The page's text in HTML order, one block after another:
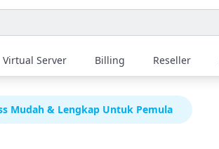
Virtual Server Billing Reseller
Mudah & Lengkap Untuk Pemula